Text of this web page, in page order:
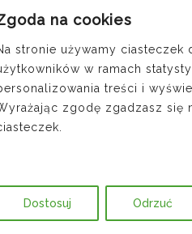
na cookies
stronie używamy ciasteczek
w ramach
treści i
zgodę zgadzasz się
Dostosuj Odrzuć
—
do